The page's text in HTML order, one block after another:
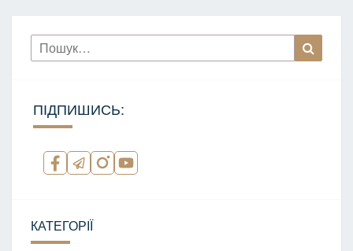
ПІДПИШИСЬ:
Пошук
за
КАТЕГОРІЇ